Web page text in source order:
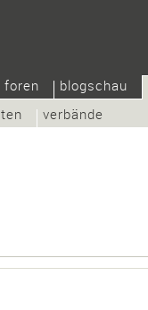
foren blogschau
verbände